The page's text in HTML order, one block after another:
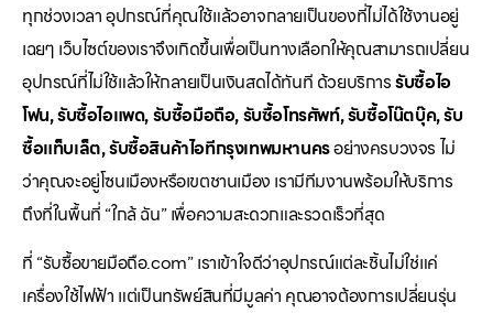
ทุกช่วงเวลา อุปกรณ์ที่คุณใช้แล้วอาจกลายเป็นของที่ไม่ได้ใช้งานอยู่
เฉยๆ เว็บไซต์ของเราจึงเกิดขึ้นเพื่อเป็นทางเลือกให้คุณสามารถเปลี่ยน
อุปกรณ์ที่ไม่ใช้แล้วให้กลายเป็นเงินสดได้ทันที ด้วยบริการรับซื้อไอ
โฟน, รับซื้อไอแพด, รับซื้อมือถือ, รับซื้อโทรศัพท์, รับซื้อโน๊ตบุ๊ค, รับ
ซื้อแท็บเล็ต, รับซื้อสินค้าไอทีกรุงเทพมหานครอย่างครบวงจร ไม่
ว่าคุณจะอยู่โซนเมืองหรือเขตชานเมือง เรามีทีมงานพร้อมให้บริการ
ถึงที่ในพื้นที่ “ใกล้ ฉัน” เพื่อความสะดวกและรวดเร็วที่สุด
ที่ “รับซื้อขายมือถือ.com” เราเข้าใจดีว่าอุปกรณ์แต่ละชิ้นไม่ใช่แค่
เครื่องใช้ไฟฟ้า แต่เป็นทรัพย์สินที่มีมูลค่า คุณอาจต้องการเปลี่ยนรุ่น